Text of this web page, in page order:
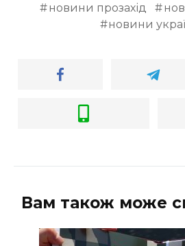
новини прозахід
новини
Вам також може